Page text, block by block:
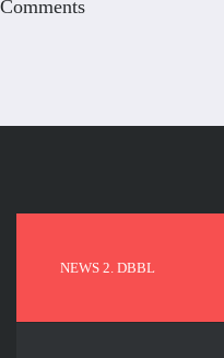
Comments
NEWS 2. DBBL